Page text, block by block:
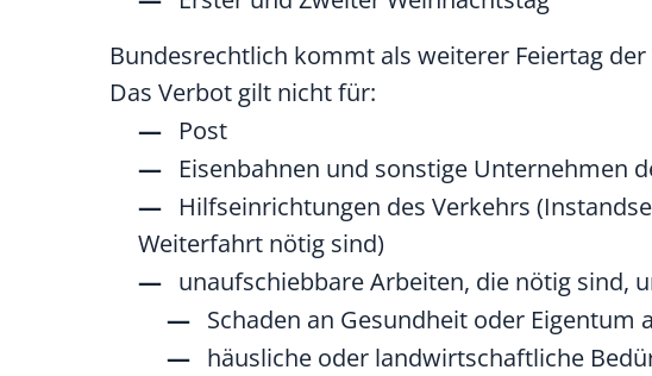
Bundesrechtlich kommt als weiterer Feiertag
Das Verbot gilt nicht für:
Post
Eisenbahnen und sonstige Unternehmen
Hilfseinrichtungen des Verkehrs
Weiterfahrt nötig sind)
unaufschiebbare Arbeiten, die nötig sind,
Schaden an Gesundheit oder Eigentum
häusliche oder landwirtschaftliche